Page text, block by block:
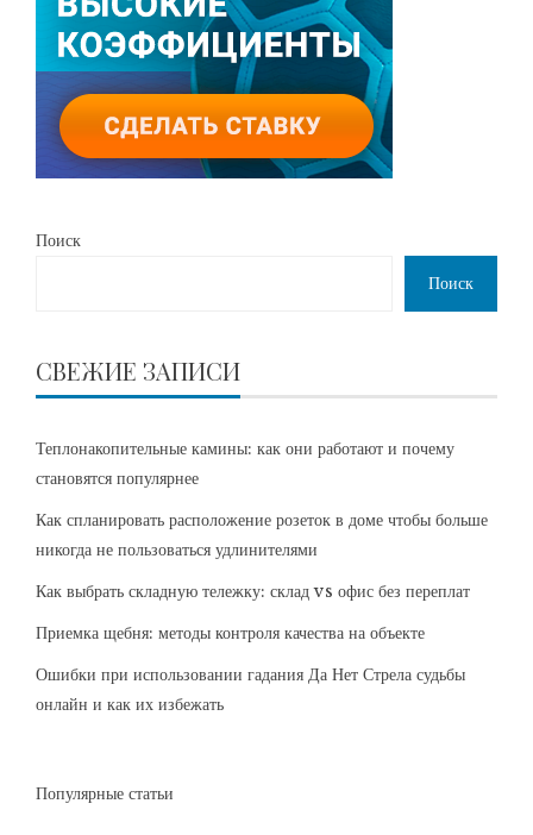
Поиск
Поиск
СВЕЖИЕ ЗАПИСИ
Теплонакопительные камины: как они работают и почему
становятся популярнее
Как спланировать расположение розеток в доме чтобы больше
никогда не пользоваться удлинителями
Как выбрать складную тележку: склад vs офис без переплат
Приемка щебня: методы контроля качества на объекте
Ошибки при использовании гадания Да Нет Стрела судьбы
онлайн и как их избежать
Популярные статьи